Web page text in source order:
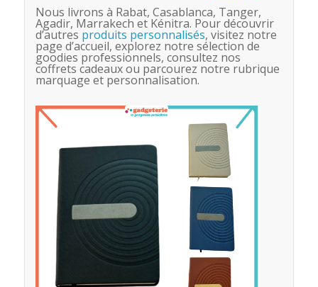
Nous livrons à Rabat, Casablanca, Tanger,
Agadir, Marrakech et Kénitra. Pour découvrir
d’autres produits personnalisés, visitez notre
page d’accueil, explorez notre sélection de
goodies professionnels, consultez nos
coffrets cadeaux ou parcourez notre rubrique
marquage et personnalisation.